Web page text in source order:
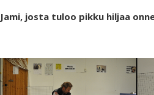
Jami, josta tuloo pikku hiljaa